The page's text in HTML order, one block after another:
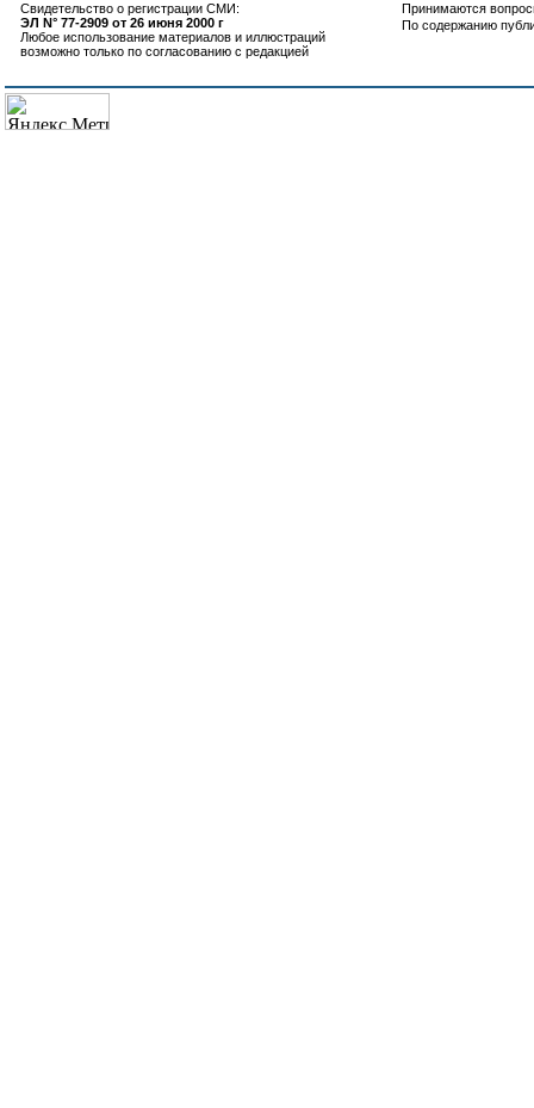
Свидетельство о регистрации СМИ:
ЭЛ N° 77-2909 от 26 июня 2000 г
Любое использование материалов и иллюстраций
возможно только по согласованию с редакцией
Принимаются
По содержанию